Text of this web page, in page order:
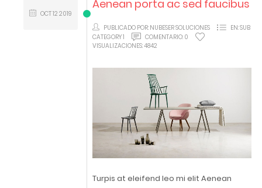
Aenean porta ac sed faucibus
PUBLICADO POR: NUBESER SOLUCIONES EN:SUB
CATEGORY 1
OCT12 2019
COMENTARIO: 0
VISUALIZACIONES:4842
Turpis at eleifend leo mi elit Aenean